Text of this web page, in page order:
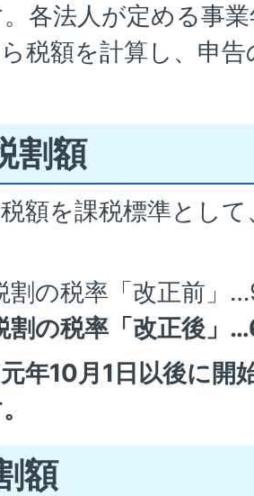
各法人が定める事
税額を計算し、申
割額
額を課税標準とし
割の税率「改正前」
割の税率「改正後」
年10月1日以後に開
額